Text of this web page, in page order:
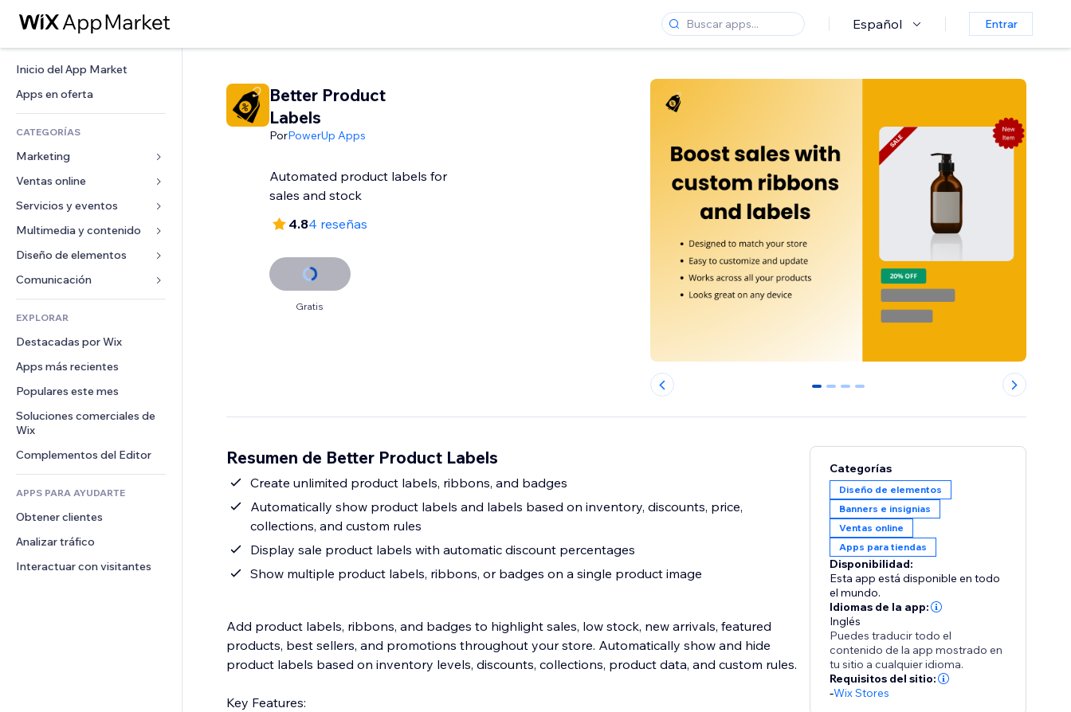
Español Entrar
Inicio del App Market
Apps en oferta
CATEGORÍAS
Marketing
Anuncios
Móvil
Analíticas
Anuncios del sitio
Email
Ventas online
Apps para tiendas
Envíos y entregas
Botones de venta
Contabilidad
Cupones y fidelización
Almacenamiento de mercancía
Crowdfunding
Alimentos y bebidas
Servicios y eventos
Hoteles
Eventos
Restaurantes
Inmobiliarias
Reservas
Multimedia y contenido
Galerías
Música
Pódcast
Fotografía
Video
PDF
Compartir archivos
Noticias
Servicios de contenido
Efectos de texto
Diseño de elementos
Mapas y navegación
Privacidad y seguridad
Reloj
Plantillas para páginas
Efectos de imágenes
Botones y menús
Banners e insignias
Calculadoras
Buscar
Formularios
Encuestas
Chat
Comentarios
Teléfono
Comunidad
Reseñas y testimonios
EXPLORAR
Destacadas por Wix
Apps más recientes
Populares este mes
Soluciones comerciales de
Wix
Complementos del Editor
APPS PARA AYUDARTE
Obtener clientes
Analizar tráfico
Interactuar con visitantes
Better Product
Labels
PorPowerUp Apps
Automated product labels for
sales and stock
4.84 reseñas
Gratis
0 1 2 3
Resumen de Better Product Labels
Create unlimited product labels, ribbons, and badges
Automatically show product labels and labels based on inventory, discounts, price,
collections, and custom rules
Display sale product labels with automatic discount percentages
Show multiple product labels, ribbons, or badges on a single product image
Add product labels, ribbons, and badges to highlight sales, low stock, new arrivals, featured
products, best sellers, and promotions throughout your store. Automatically show and hide
product labels based on inventory levels, discounts, collections, product data, and custom rules.
Key Features:
Categorías
Diseño de elementos
Banners e insignias
Ventas online
Apps para tiendas
Disponibilidad:
Esta app está disponible en todo
el mundo.
Idiomas de la app:
Inglés
Puedes traducir todo el
contenido de la app mostrado en
tu sitio a cualquier idioma.
Requisitos del sitio:
-Wix Stores